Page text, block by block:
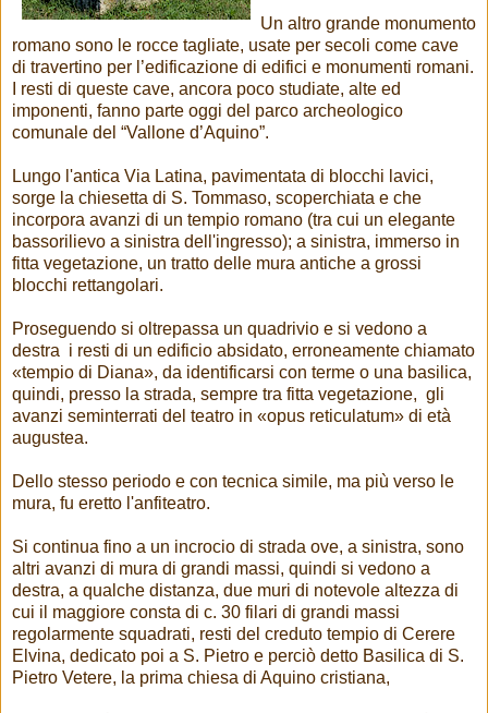
Un altro grande monumento
romano sono le rocce tagliate, usate per secoli come cave
di travertino per l’edificazione di edifici e monumenti romani.
I resti di queste cave, ancora poco studiate, alte ed
imponenti, fanno parte oggi del parco archeologico
comunale del “Vallone d’Aquino”.
Lungo l'antica Via Latina, pavimentata di blocchi lavici,
sorge la chiesetta di S. Tommaso, scoperchiata e che
incorpora avanzi di un tempio romano (tra cui un elegante
bassorilievo a sinistra dell'ingresso); a sinistra, immerso in
fitta vegetazione, un tratto delle mura antiche a grossi
blocchi rettangolari.
Proseguendo si oltrepassa un quadrivio e si vedono a
destra i resti di un edificio absidato, erroneamente chiamato
«tempio di Diana», da identificarsi con terme o una basilica,
quindi, presso la strada, sempre tra fitta vegetazione, gli
avanzi seminterrati del teatro in «opus reticulatum» di età
augustea.
Dello stesso periodo e con tecnica simile, ma più verso le
mura, fu eretto l'anfiteatro.
Si continua fino a un incrocio di strada ove, a sinistra, sono
altri avanzi di mura di grandi massi, quindi si vedono a
destra, a qualche distanza, due muri di notevole altezza di
cui il maggiore consta di c. 30 filari di grandi massi
regolarmente squadrati, resti del creduto tempio di Cerere
Elvina, dedicato poi a S. Pietro e perciò detto Basilica di S.
Pietro Vetere, la prima chiesa di Aquino cristiana,